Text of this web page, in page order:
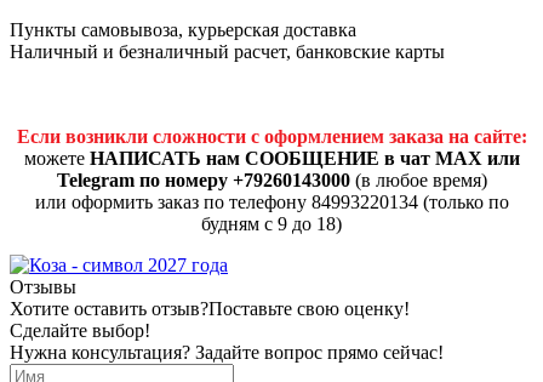
Пункты самовывоза, курьерская доставка
Наличный и безналичный расчет, банковские карты
Если возникли сложности с оформлением заказа на сайте:
можете НАПИСАТЬ нам СООБЩЕНИЕ в чат MAX или
Telegram по номеру +79260143000(в любое время)
или оформить заказ по телефону 84993220134 (только по
будням с 9 до 18)
Отзывы
Хотите оставить отзыв?Поставьте свою оценку!
Сделайте выбор!
Нужна консультация? Задайте вопрос прямо сейчас!